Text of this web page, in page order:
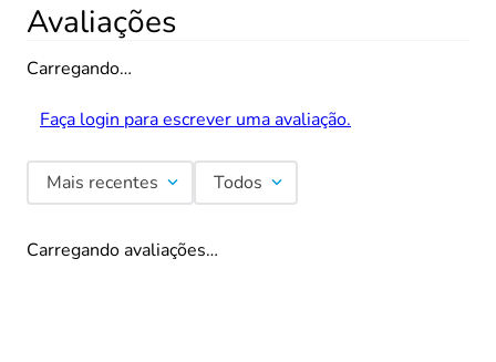
Avaliações
Carregando…
Faça login para escrever uma avaliação.
Mais recentes Todos
Carregando avaliações…